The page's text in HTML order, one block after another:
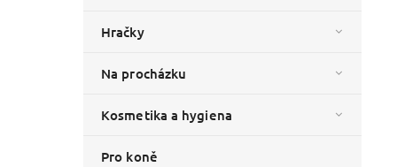
Hračky
Na procházku
Kosmetika a hygiena
Pro koně